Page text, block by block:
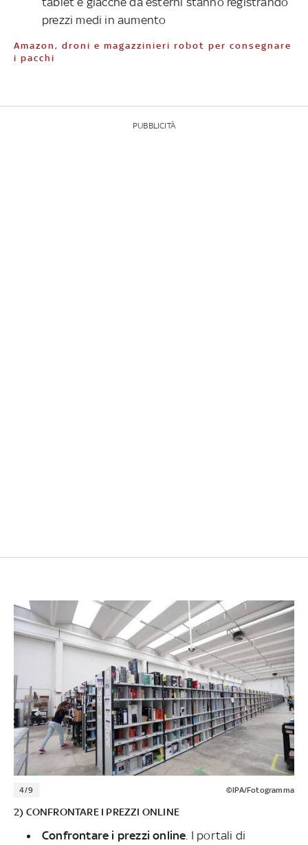
prezzi medi in aumento
Amazon, droni e magazzinieri robot per consegnare
i pacchi
PUBBLICITÀ
4/9 ©IPA/Fotogramma
2) CONFRONTARE I PREZZI ONLINE
Confrontare i prezzi online . I portali di